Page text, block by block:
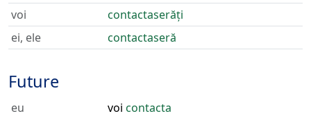
voi
contactaserăți
ei, ele
contactaseră
Future
eu voi contacta